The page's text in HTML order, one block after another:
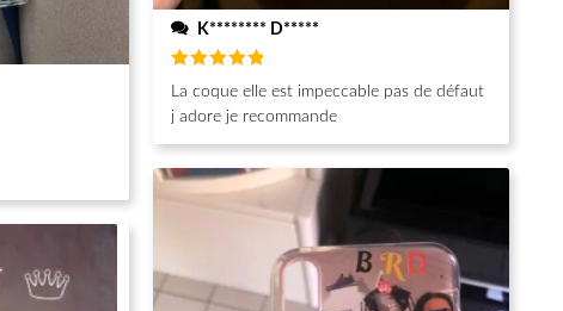
K******** D*****
Note
sur 5
La coque elle est impeccable pas de défaut
j adore je recommande